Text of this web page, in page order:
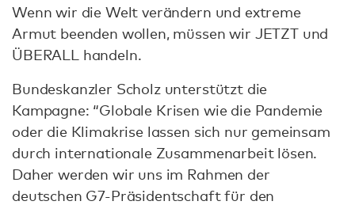
Wenn wir die Welt verändern und extreme
Armut beenden wollen, müssen wir JETZT und
ÜBERALL handeln.
Bundeskanzler Scholz unterstützt die
Kampagne: “Globale Krisen wie die Pandemie
oder die Klimakrise lassen sich nur gemeinsam
durch internationale Zusammenarbeit lösen.
Daher werden wir uns im Rahmen der
deutschen G7-Präsidentschaft für den